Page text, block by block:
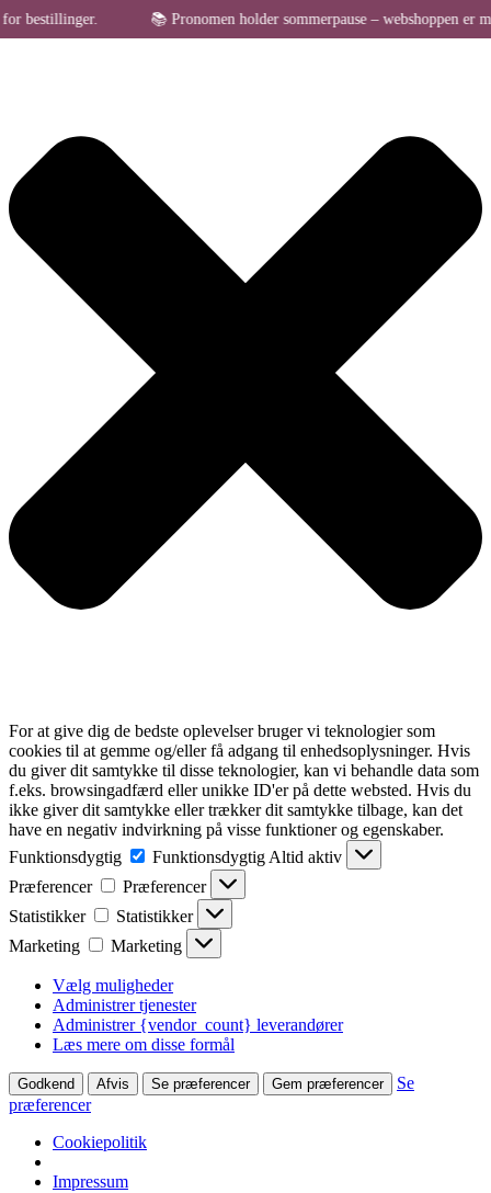
Administrer samtykke til cookies
For at give dig de bedste oplevelser bruger vi teknologier som
cookies til at gemme og/eller få adgang til enhedsoplysninger. Hvis
du giver dit samtykke til disse teknologier, kan vi behandle data som
f.eks. browsingadfærd eller unikke ID'er på dette websted. Hvis du
ikke giver dit samtykke eller trækker dit samtykke tilbage, kan det
have en negativ indvirkning på visse funktioner og egenskaber.
Funktionsdygtig
Funktionsdygtig Altid aktiv
Præferencer
Præferencer
Statistikker
Statistikker
Marketing
Marketing
Vælg muligheder
Administrer tjenester
Administrer {vendor_count} leverandører
Læs mere om disse formål
Godkend Afvis Se præferencer Gem præferencer
Se
præferencer
Cookiepolitik
Impressum
📚 Pronomen holder sommerpause – webshoppen er